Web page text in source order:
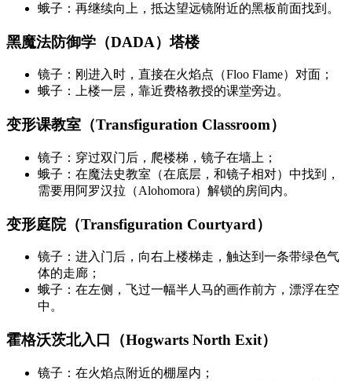
蛾子：再继续向上，抵达望远镜附近的黑板前面找到。
黑魔法防御学（DADA）塔楼
镜子：刚进入时，直接在火焰点（Floo Flame）对面；
蛾子：上楼一层，靠近费格教授的课堂旁边。
变形课教室（Transfiguration Classroom）
镜子：穿过双门后，爬楼梯，镜子在墙上；
蛾子：在魔法史教室（在底层，和镜子相对）中找到，
需要用阿罗汉拉（Alohomora）解锁的房间内。
变形庭院（Transfiguration Courtyard）
镜子：进入门后，向右上楼梯走，触达到一条带绿色气
体的走廊；
蛾子：在左侧，飞过一幅半人马的画作前方，漂浮在空
中。
霍格沃茨北入口（Hogwarts North Exit）
镜子：在火焰点附近的棚屋内；